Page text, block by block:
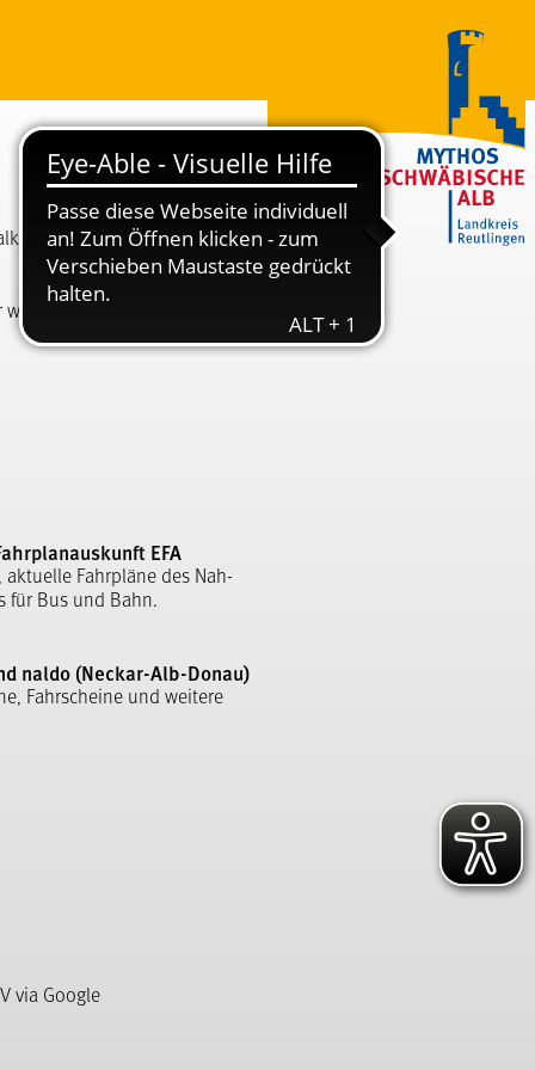
wenige
EFA
aktuelle Fahrpläne des Nah-
für Bus und Bahn.
naldo (Neckar-Alb-Donau)
Fahrscheine und weitere
via Google